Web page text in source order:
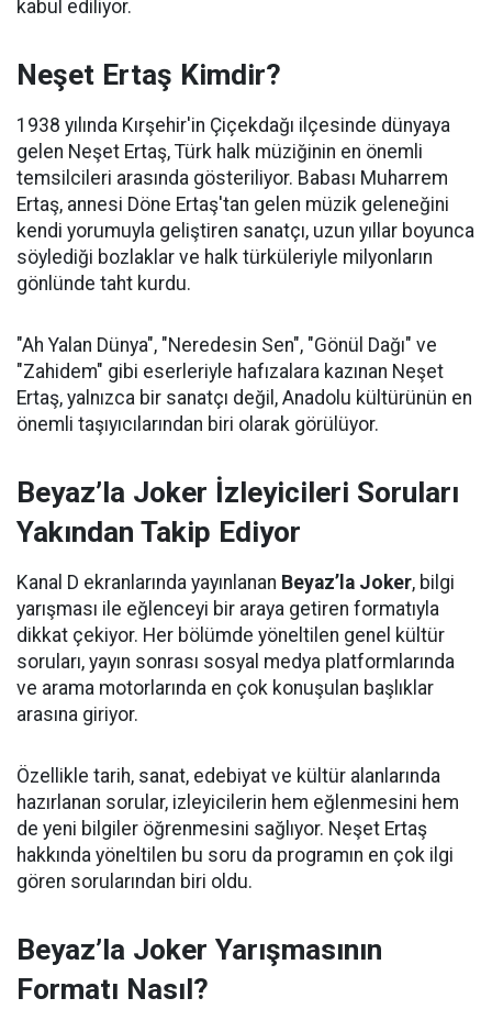
kabul ediliyor.
Neşet Ertaş Kimdir?
1938 yılında Kırşehir'in Çiçekdağı ilçesinde dünyaya
gelen Neşet Ertaş, Türk halk müziğinin en önemli
temsilcileri arasında gösteriliyor. Babası Muharrem
Ertaş, annesi Döne Ertaş'tan gelen müzik geleneğini
kendi yorumuyla geliştiren sanatçı, uzun yıllar boyunca
söylediği bozlaklar ve halk türküleriyle milyonların
gönlünde taht kurdu.
"Ah Yalan Dünya", "Neredesin Sen", "Gönül Dağı" ve
"Zahidem" gibi eserleriyle hafızalara kazınan Neşet
Ertaş, yalnızca bir sanatçı değil, Anadolu kültürünün en
önemli taşıyıcılarından biri olarak görülüyor.
Beyaz’la Joker İzleyicileri Soruları
Yakından Takip Ediyor
Kanal D ekranlarında yayınlanan Beyaz’la Joker, bilgi
yarışması ile eğlenceyi bir araya getiren formatıyla
dikkat çekiyor. Her bölümde yöneltilen genel kültür
soruları, yayın sonrası sosyal medya platformlarında
ve arama motorlarında en çok konuşulan başlıklar
arasına giriyor.
Özellikle tarih, sanat, edebiyat ve kültür alanlarında
hazırlanan sorular, izleyicilerin hem eğlenmesini hem
de yeni bilgiler öğrenmesini sağlıyor. Neşet Ertaş
hakkında yöneltilen bu soru da programın en çok ilgi
gören sorularından biri oldu.
Beyaz’la Joker Yarışmasının
Formatı Nasıl?